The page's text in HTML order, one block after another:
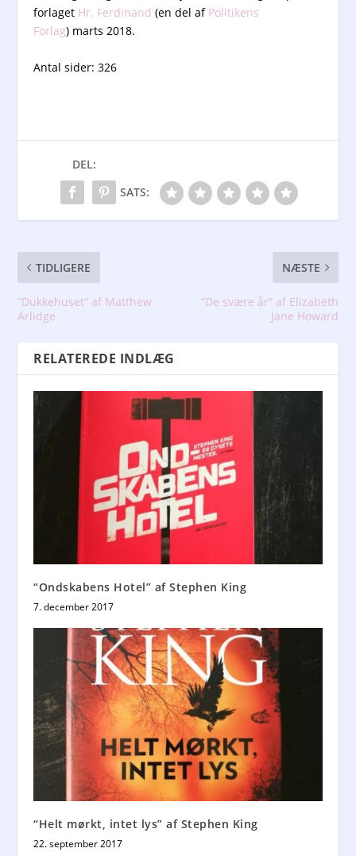
forlaget Hr. Ferdinand (en del af Politikens
Forlag) marts 2018.
Antal sider: 326
DEL:
SATS:
TIDLIGERE
“Dukkehuset” af Matthew
Arlidge
NÆSTE
“De svære år” af Elizabeth
Jane Howard
RELATEREDE INDLÆG
“Ondskabens Hotel” af Stephen King
7. december 2017
“Helt mørkt, intet lys” af Stephen King
22. september 2017